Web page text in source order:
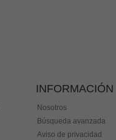
INFORMACIÓN
Nosotros
Búsqueda avanzada
Aviso de privacidad